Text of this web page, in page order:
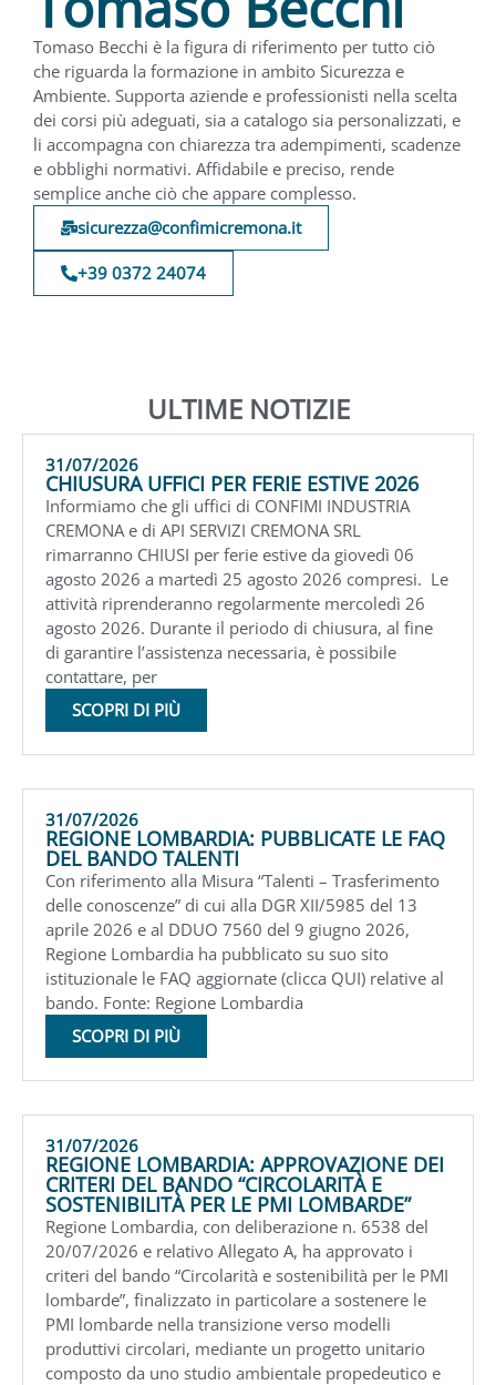
Tomaso Becchi è la figura di riferimento per tutto ciò
che riguarda la formazione in ambito Sicurezza e
Ambiente. Supporta aziende e professionisti nella scelta
dei corsi più adeguati, sia a catalogo sia personalizzati, e
li accompagna con chiarezza tra adempimenti, scadenze
e obblighi normativi. Affidabile e preciso, rende
semplice anche ciò che appare complesso.
sicurezza@confimicremona.it
+39 0372 24074
ULTIME NOTIZIE
31/07/2026
CHIUSURA UFFICI PER FERIE ESTIVE 2026
Informiamo che gli uffici di CONFIMI INDUSTRIA
CREMONA e di API SERVIZI CREMONA SRL
rimarranno CHIUSI per ferie estive da giovedì 06
agosto 2026 a martedì 25 agosto 2026 compresi. Le
attività riprenderanno regolarmente mercoledì 26
agosto 2026. Durante il periodo di chiusura, al fine
di garantire l’assistenza necessaria, è possibile
contattare, per
SCOPRI DI PIÙ
31/07/2026
REGIONE LOMBARDIA: PUBBLICATE LE FAQ
DEL BANDO TALENTI
Con riferimento alla Misura “Talenti – Trasferimento
delle conoscenze” di cui alla DGR XII/5985 del 13
aprile 2026 e al DDUO 7560 del 9 giugno 2026,
Regione Lombardia ha pubblicato su suo sito
istituzionale le FAQ aggiornate (clicca QUI) relative al
bando. Fonte: Regione Lombardia
SCOPRI DI PIÙ
31/07/2026
REGIONE LOMBARDIA: APPROVAZIONE DEI
CRITERI DEL BANDO “CIRCOLARITÀ E
SOSTENIBILITÀ PER LE PMI LOMBARDE”
Regione Lombardia, con deliberazione n. 6538 del
20/07/2026 e relativo Allegato A, ha approvato i
criteri del bando “Circolarità e sostenibilità per le PMI
lombarde”, finalizzato in particolare a sostenere le
PMI lombarde nella transizione verso modelli
produttivi circolari, mediante un progetto unitario
composto da uno studio ambientale propedeutico e